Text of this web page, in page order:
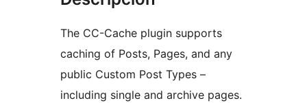
The CC-Cache plugin supports
caching of Posts, Pages, and any
public Custom Post Types –
including single and archive pages.